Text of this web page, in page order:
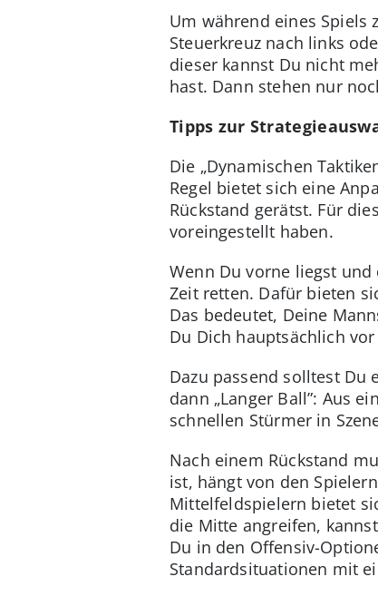
Um während eines Spiels
Steuerkreuz nach links
dieser kannst Du nicht
hast. Dann stehen nur
Tipps zur
Die „Dynamischen
Regel bietet sich eine
Rückstand gerätst. Für
voreingestellt haben.
Wenn Du vorne liegst
Zeit retten. Dafür bieten
Das bedeutet, Deine
Du Dich hauptsächlich
Dazu passend solltest Du
dann „Langer Ball”: Aus
schnellen Stürmer in
Nach einem Rückstand
ist, hängt von den
Mittelfeldspielern bietet
die Mitte angreifen,
Du in den Offensiv-
Standardsituationen mit